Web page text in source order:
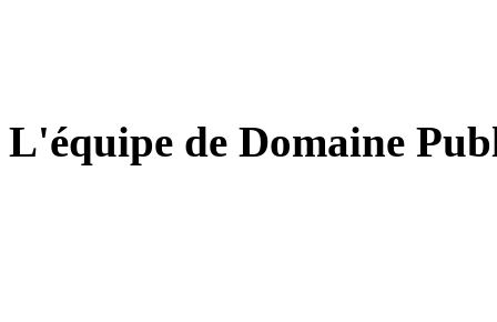
L'équipe de Domaine